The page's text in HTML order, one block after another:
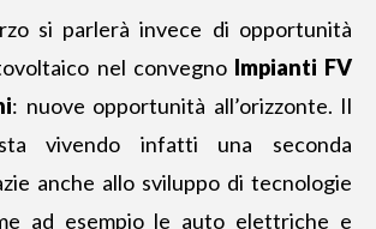
si parlerà invece di opportunità
nel convegno Impianti FV
: nuove opportunità all’orizzonte. Il
vivendo infatti una seconda
anche allo sviluppo di tecnologie
ad esempio le auto elettriche e